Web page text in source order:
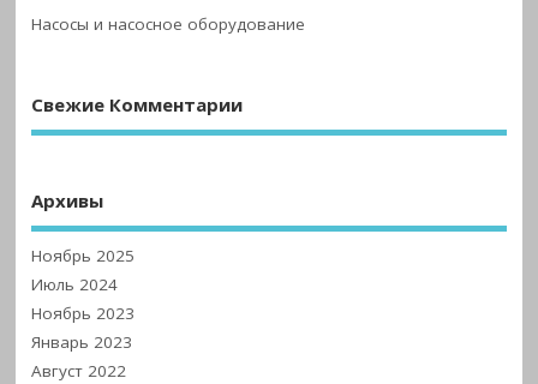
Насосы и насосное оборудование
Свежие Комментарии
Архивы
Ноябрь 2025
Июль 2024
Ноябрь 2023
Январь 2023
Август 2022